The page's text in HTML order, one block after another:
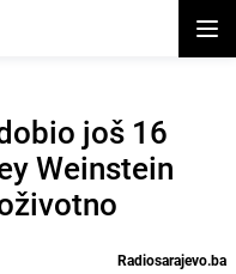
još 16
Weinstein
Radiosarajevo.ba